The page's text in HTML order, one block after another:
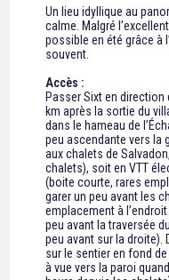
Un lieu idyllique au
calme. Malgré
possible en été grâce à
souvent.
Accès :
Passer Sixt en direction
km après la sortie du
dans le hameau de
peu ascendante vers la
aux chalets de
chalets), soit en VTT
(boite courte, rares
garer un peu avant les
emplacement à
peu avant la traversée
peu avant sur la droite).
sur le sentier en fond
à vue vers la paroi